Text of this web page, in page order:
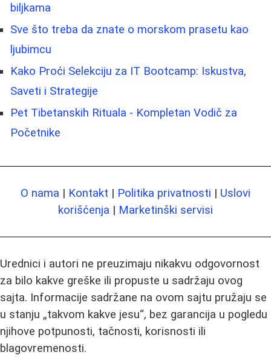
biljkama
Sve što treba da znate o morskom prasetu kao
ljubimcu
Kako Proći Selekciju za IT Bootcamp: Iskustva,
Saveti i Strategije
Pet Tibetanskih Rituala - Kompletan Vodič za
Početnike
O nama | Kontakt | Politika privatnosti | Uslovi
korišćenja | Marketinški servisi
Urednici i autori ne preuzimaju nikakvu odgovornost
za bilo kakve greške ili propuste u sadržaju ovog
sajta. Informacije sadržane na ovom sajtu pružaju se
u stanju „takvom kakve jesu“, bez garancija u pogledu
njihove potpunosti, tačnosti, korisnosti ili
blagovremenosti.